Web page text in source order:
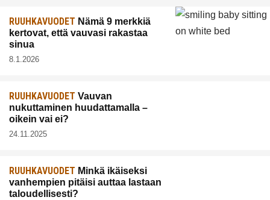
RUUHKAVUODET Nämä 9 merkkiä
kertovat, että vauvasi rakastaa
sinua
8.1.2026
RUUHKAVUODET Vauvan
nukuttaminen huudattamalla –
oikein vai ei?
24.11.2025
RUUHKAVUODET Minkä ikäiseksi
vanhempien pitäisi auttaa lastaan
taloudellisesti?